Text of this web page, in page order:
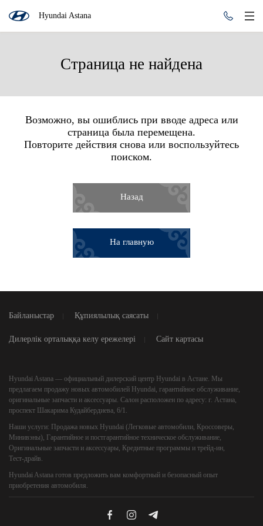
Hyundai Astana
Страница не найдена
Возможно, вы ошиблись при вводе адреса или
страница была перемещена.
Повторите действия снова или воспользуйтесь
поиском.
Назад
На главную
Байланыстар Құпиялылық саясаты
Дилерлік орталыққа келу ережелері Сайт картасы
Hyundai Astana — официальный дилерский центр Hyundai в Астане. Мы
предлагаем продажу новых автомобилей Hyundai, гарантийное обслуживание,
оригинальные запчасти и аксессуары. Салон расположен по адресу: г. Астана,
проспект Шакарима Кудайбердиева, 6/1.
Наши услуги: Продажа новых Hyundai (Легковые автомобили, Кроссоверы,
Минивэны), Гарантийное и постгарантийное техническое обслуживание,
Оригинальные запчасти и аксессуары, Кредитные программы и трейд‑ин,
Тест‑драйв.
Hyundai Astana готов предложить вам комфортный и безопасный опыт
приобретения автомобиля.